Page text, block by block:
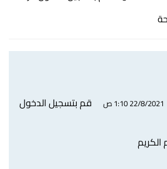
22/8/2021 1:10 ص
قم بتسجيل الدخول